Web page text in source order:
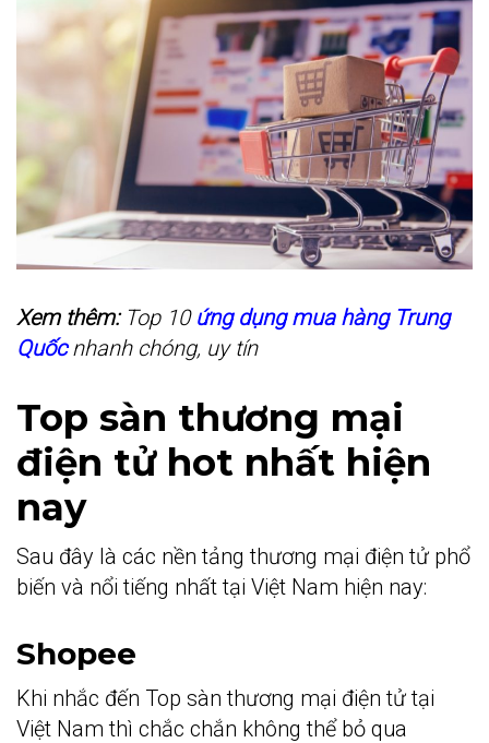
Xem thêm: Top 10 ứng dụng mua hàng Trung
Quốc nhanh chóng, uy tín
Top sàn thương mại
điện tử hot nhất hiện
nay
Sau đây là các nền tảng thương mại điện tử phổ
biến và nổi tiếng nhất tại Việt Nam hiện nay:
Shopee
Khi nhắc đến Top sàn thương mại điện tử tại
Việt Nam thì chắc chắn không thể bỏ qua